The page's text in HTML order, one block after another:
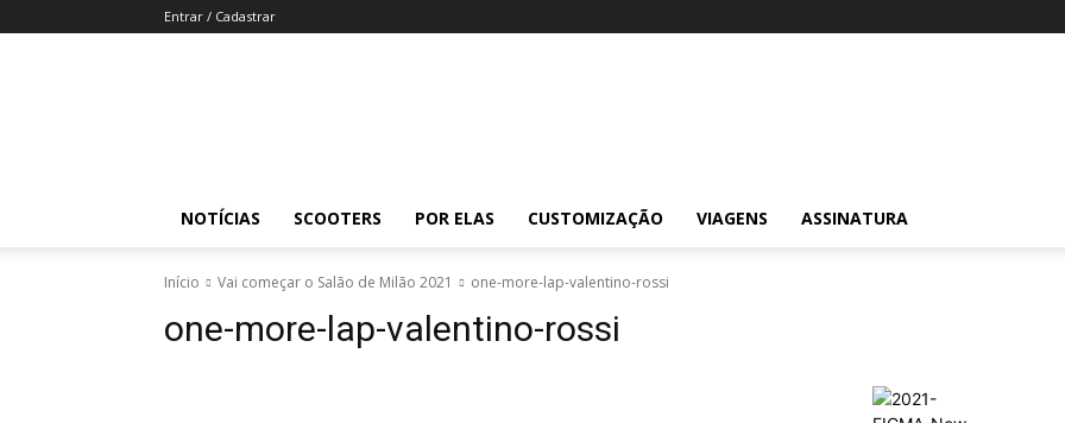
Entrar / Cadastrar
NOTÍCIAS SCOOTERS POR ELAS CUSTOMIZAÇÃO VIAGENS ASSINATURA
Início Vai começar o Salão de Milão 2021 one-more-lap-valentino-rossi
one-more-lap-valentino-rossi